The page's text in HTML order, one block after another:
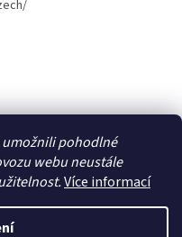
umožnili pohodlné
webu neustále
Více informací